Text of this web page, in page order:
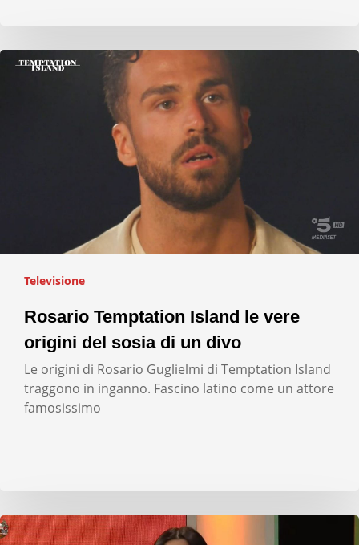
Televisione
Rosario Temptation Island le vere
origini del sosia di un divo
Le origini di Rosario Guglielmi di Temptation Island
traggono in inganno. Fascino latino come un attore
famosissimo